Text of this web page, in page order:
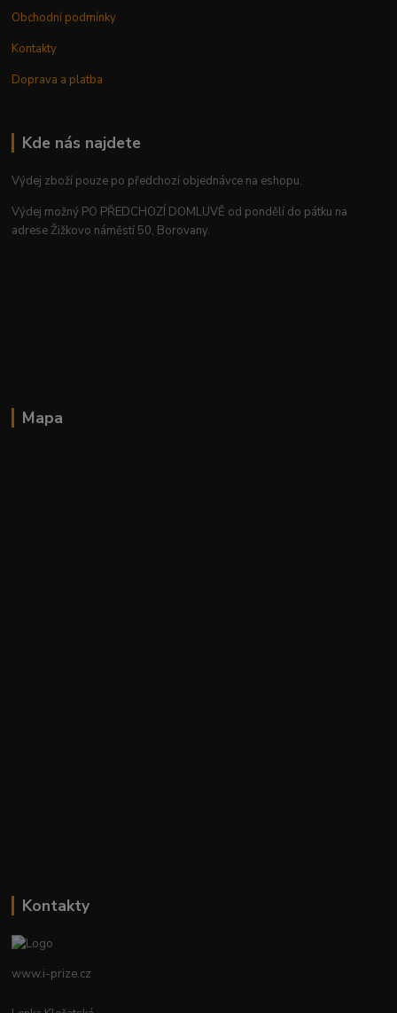
Obchodní podmínky
Kontakty
Doprava a platba
Kde nás najdete
Výdej zboží pouze po předchozí objednávce na eshopu.
Výdej možný PO PŘEDCHOZÍ DOMLUVĚ od pondělí do pátku na
adrese Žižkovo náměstí 50, Borovany.
Mapa
Kontakty
www.i-prize.cz